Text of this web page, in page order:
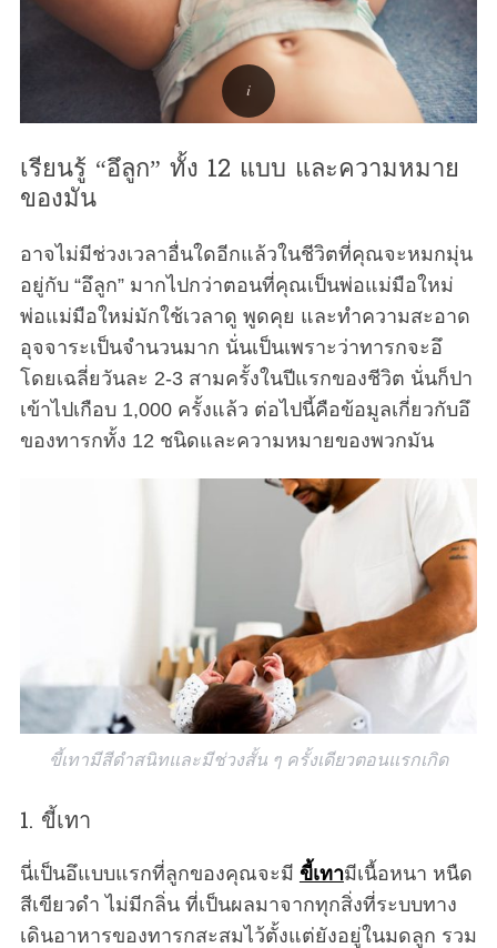
เรียนรู้ “อึลูก” ทั้ง 12 แบบ และความหมาย
ของมัน
อาจไม่มีช่วงเวลาอื่นใดอีกแล้วในชีวิตที่คุณจะหมกมุ่น
อยู่กับ “อึลูก” มากไปกว่าตอนที่คุณเป็นพ่อแม่มือใหม่
พ่อแม่มือใหม่มักใช้เวลาดู พูดคุย และทำความสะอาด
อุจจาระเป็นจำนวนมาก นั่นเป็นเพราะว่าทารกจะอึ
โดยเฉลี่ยวันละ 2-3 สามครั้งในปีแรกของชีวิต นั่นก็ปา
เข้าไปเกือบ 1,000 ครั้งแล้ว ต่อไปนี้คือข้อมูลเกี่ยวกับอึ
ของทารกทั้ง 12 ชนิดและความหมายของพวกมัน
ขี้เทามีสีดำสนิทและมีช่วงสั้น ๆ ครั้งเดียวตอนแรกเกิด
1. ขี้เทา
นี่เป็นอึแบบแรกที่ลูกของคุณจะมี ขี้เทามีเนื้อหนา หนืด
สีเขียวดำ ไม่มีกลิ่น ที่เป็นผลมาจากทุกสิ่งที่ระบบทาง
เดินอาหารของทารกสะสมไว้ตั้งแต่ยังอยู่ในมดลูก รวม